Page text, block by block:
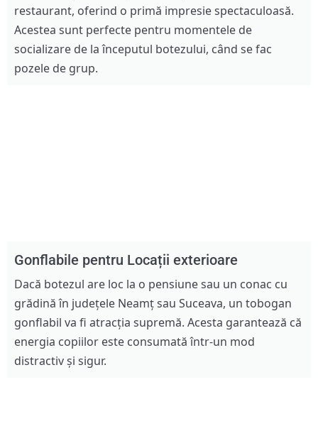
restaurant, oferind o primă impresie spectaculoasă.
Acestea sunt perfecte pentru momentele de
socializare de la începutul botezului, când se fac
pozele de grup.
Gonflabile pentru Locații exterioare
Dacă botezul are loc la o pensiune sau un conac cu
grădină în județele Neamț sau Suceava, un tobogan
gonflabil va fi atracția supremă. Acesta garantează că
energia copiilor este consumată într-un mod
distractiv și sigur.